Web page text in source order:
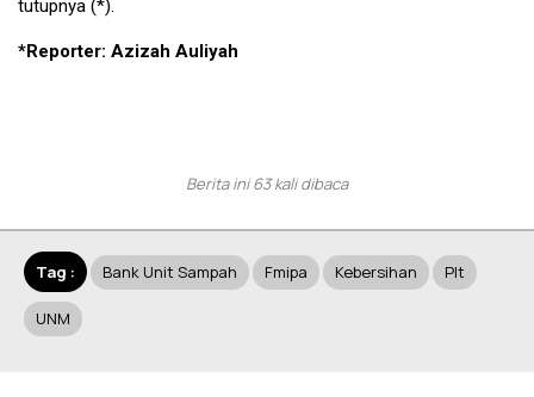
tutupnya (*).
*Reporter: Azizah Auliyah
Berita ini 63 kali dibaca
Tag : Bank Unit Sampah Fmipa Kebersihan Plt
UNM